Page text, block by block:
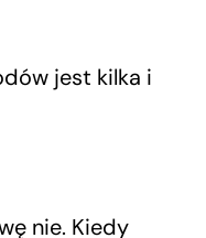
jest kilka i
nie. Kiedy